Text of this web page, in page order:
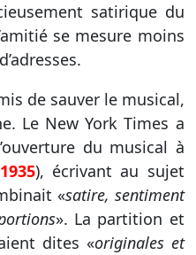
satirique du
se mesure moins
de sauver le musical,
Le New York Times a
du musical à
), écrivant au sujet
«satire, sentiment
». La partition et
dites «originales et